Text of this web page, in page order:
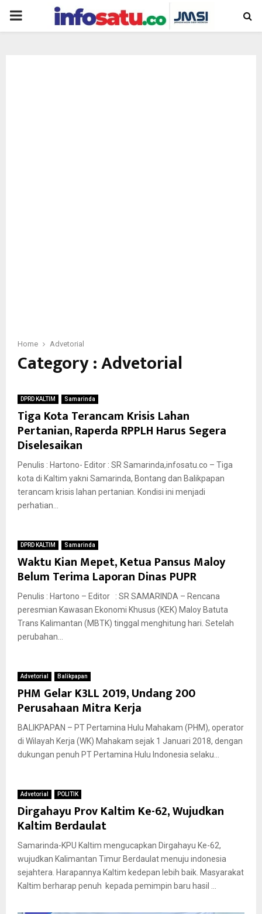
PRIMARY
Home Advetorial
Category : Advetorial
DPRD KALTIM Samarinda
Tiga Kota Terancam Krisis Lahan
Pertanian, Raperda RPPLH Harus Segera
Diselesaikan
Penulis : Hartono- Editor : SR Samarinda,infosatu.co – Tiga
kota di Kaltim yakni Samarinda, Bontang dan Balikpapan
terancam krisis lahan pertanian. Kondisi ini menjadi
perhatian...
DPRD KALTIM Samarinda
Waktu Kian Mepet, Ketua Pansus Maloy
Belum Terima Laporan Dinas PUPR
Penulis : Hartono – Editor : SR SAMARINDA – Rencana
peresmian Kawasan Ekonomi Khusus (KEK) Maloy Batuta
Trans Kalimantan (MBTK) tinggal menghitung hari. Setelah
perubahan...
Advetorial Balikpapan
PHM Gelar K3LL 2019, Undang 200
Perusahaan Mitra Kerja
BALIKPAPAN – PT Pertamina Hulu Mahakam (PHM), operator
di Wilayah Kerja (WK) Mahakam sejak 1 Januari 2018, dengan
dukungan penuh PT Pertamina Hulu Indonesia selaku...
Advetorial POLITIK
Dirgahayu Prov Kaltim Ke-62, Wujudkan
Kaltim Berdaulat
Samarinda-KPU Kaltim mengucapkan Dirgahayu Ke-62,
wujudkan Kalimantan Timur Berdaulat menuju indonesia
sejahtera. Harapannya Kaltim kedepan lebih baik. Masyarakat
Kaltim berharap penuh kepada pemimpin baru hasil ...